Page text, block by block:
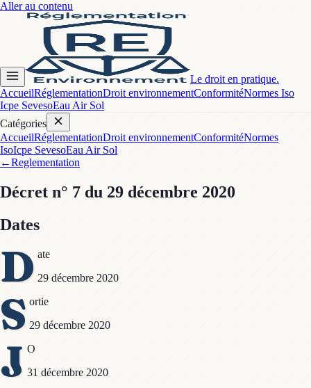
Aller au contenu
Le droit en pratique.
AccueilRéglementationDroit environnementConformitéNormes Iso
Icpe SevesoEau Air Sol
Catégories
AccueilRéglementationDroit environnementConformitéNormes
IsoIcpe SevesoEau Air Sol
←Reglementation
Décret n° 7 du 29 décembre 2020
Dates
D ate
29 décembre 2020
S ortie
29 décembre 2020
J O
31 décembre 2020